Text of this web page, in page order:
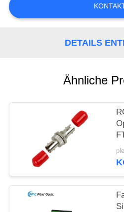
NACHRICHTEN
DETAILS
Ähnliche